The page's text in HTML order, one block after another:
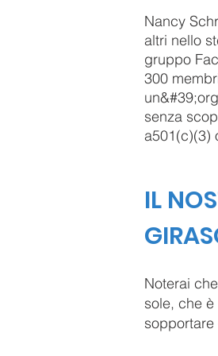
Nancy
altri nello
gruppo
300
senza
a501(c)(3)
IL
Noterai
sole, che